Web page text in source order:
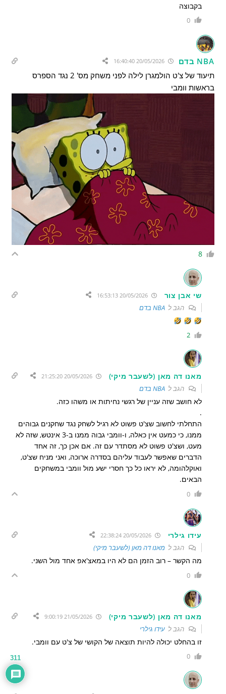
בקבוצה
0
NBA בדם 20/05/2026 16:40:40
תיעוד של צ'ט הולמגרן לילה לפני משחק מס' 2 נגד הספרס
בראשות וומבי
8
שי אבן צור 20/05/2026 16:53:13
הגב לNBA בדם
2
מאנו דה מאן (לשעבר מיקי) 20/05/2026 21:25:20
הגב לNBA בדם
לא חושב שזה עניין של רגשי נחיתות או משהו כזה.
.
התחלתי לחשוב שצ'ט פשוט לא רגיל לשחק נגד שחקנים גבוהים
ממנו, כי כמעט אין כאלה, ו-וומבי גבוה ממנו ב-3 אינטש, שזה לא
מעט, ושצ'ט פשוט לא מסתדר עם זה. אם אכן כך, זה אחד
הדברים שאפשר לעבוד עליהם בסדרה ארוכה, ואני מניח שצ'ט,
ואוקלהומה, לא יראו כל כך חסרי ישע מול וומבי במשחקים
הבאים.
0
עידו גילרי 20/05/2026 22:38:24
הגב למאנו דה מאן (לשעבר מיקי)
מה הקשר – רוב הזמן הם לא היו במאצ'אפ אחד מול השני.
0
מאנו דה מאן (לשעבר מיקי) 21/05/2026 9:00:19
הגב לעידו גילרי
זו בהחלט יכולה להיות תוצאה של הקושי של צ'ט עם וומבי.
0
311